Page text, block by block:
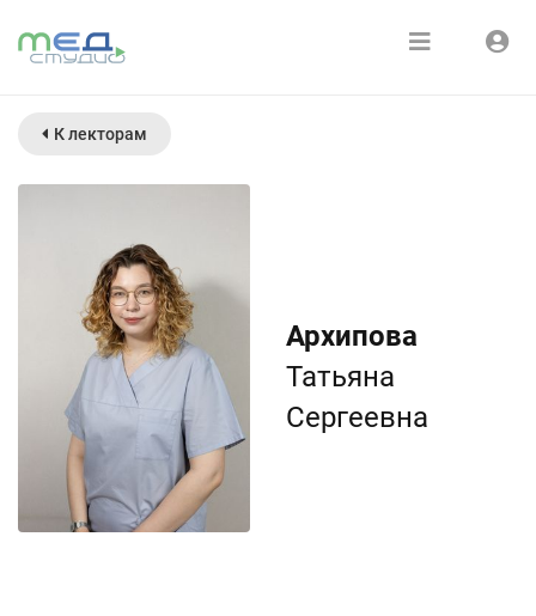
К лекторам
Архипова
Татьяна
Сергеевна